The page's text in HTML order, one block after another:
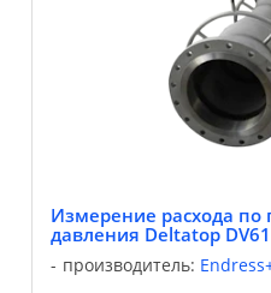
Измерение расхода по
давления Deltatop
производитель: